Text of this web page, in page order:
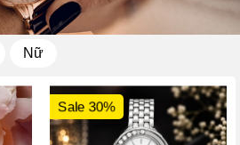
Nữ
Sale 30%